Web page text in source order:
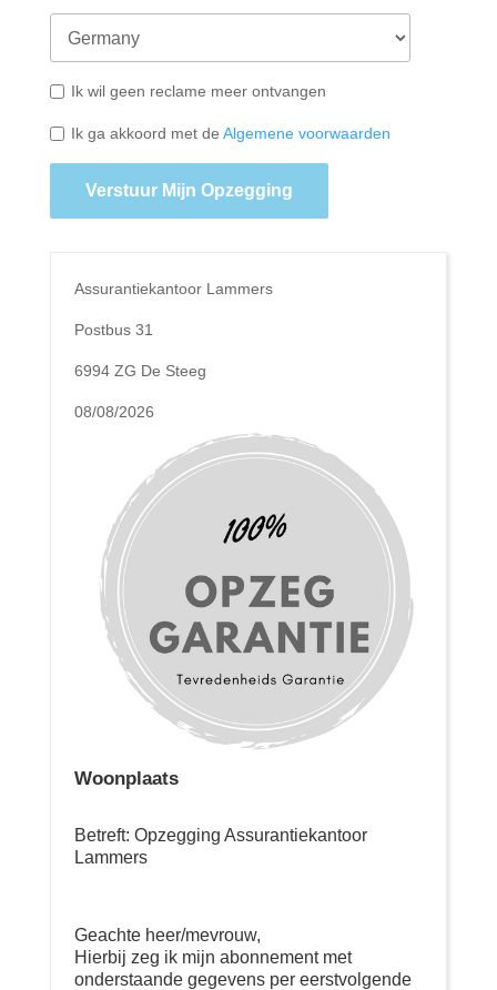
Ik wil geen reclame meer ontvangen
Ik ga akkoord met de Algemene voorwaarden
Verstuur Mijn Opzegging
Assurantiekantoor Lammers
Postbus 31
6994 ZG De Steeg
08/08/2026
Woonplaats
Betreft: Opzegging Assurantiekantoor
Lammers
Geachte heer/mevrouw,
Hierbij zeg ik mijn abonnement met
onderstaande gegevens per eerstvolgende